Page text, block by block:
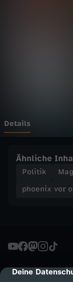
cmp-dialog-
Deine
t
D
G
r
Details
Ähnliche
Politik
phoenix vor